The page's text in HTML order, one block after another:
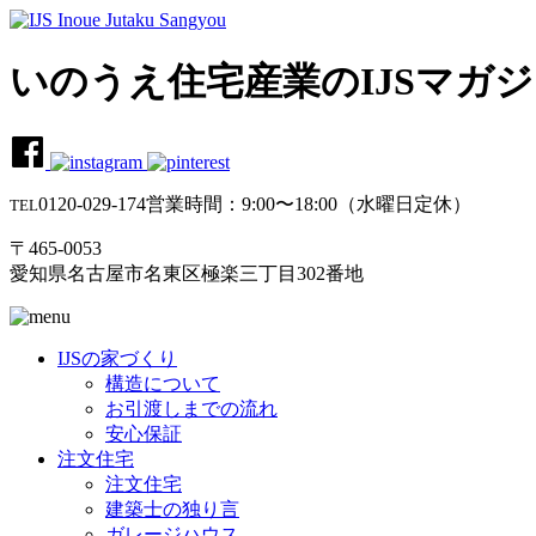
いのうえ住宅産業のIJSマガ
TEL0120-029-174営業時間：9:00〜18:00（水曜日定休）
〒465-0053
愛知県名古屋市名東区極楽三丁目302番地
IJSの家づくり
構造について
お引渡しまでの流れ
安心保証
注文住宅
注文住宅
建築士の独り言